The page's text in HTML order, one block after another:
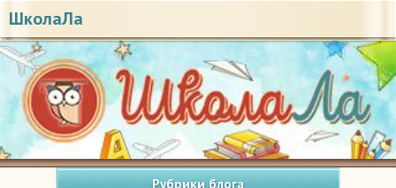
ШколаЛа
Рубрики блога